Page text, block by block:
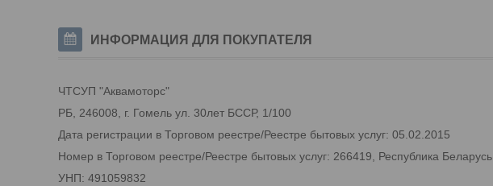
ИНФОРМАЦИЯ ДЛЯ ПОКУПАТЕЛЯ
ЧТСУП "Аквамоторс"
РБ, 246008, г. Гомель ул. 30лет БССР, 1/100
Дата регистрации в Торговом реестре/Реестре бытовых услуг: 05.02.2015
Номер в Торговом реестре/Реестре бытовых услуг: 266419, Республика Беларусь
УНП: 491059832